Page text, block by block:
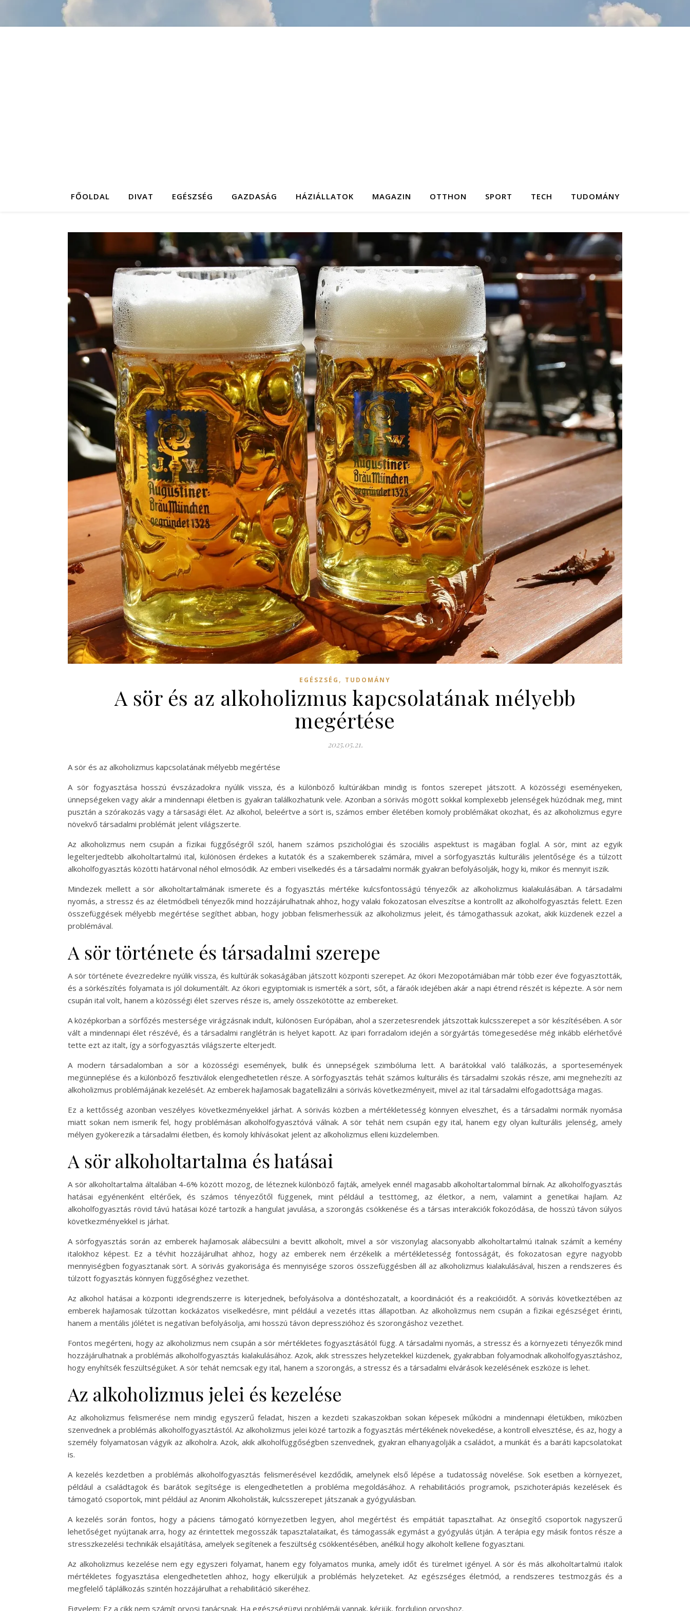
FŐOLDAL DIVAT EGÉSZSÉG GAZDASÁG HÁZIÁLLATOK MAGAZIN OTTHON SPORT TECH TUDOMÁNY
EGÉSZSÉG , TUDOMÁNY
A sör és az alkoholizmus kapcsolatának mélyebb
megértése
2025.05.21.
A sör és az alkoholizmus kapcsolatának mélyebb megértése
A sör fogyasztása hosszú évszázadokra nyúlik vissza, és a különböző kultúrákban mindig is fontos szerepet játszott. A közösségi eseményeken,
ünnepségeken vagy akár a mindennapi életben is gyakran találkozhatunk vele. Azonban a sörivás mögött sokkal komplexebb jelenségek húzódnak meg, mint
pusztán a szórakozás vagy a társasági élet. Az alkohol, beleértve a sört is, számos ember életében komoly problémákat okozhat, és az alkoholizmus egyre
növekvő társadalmi problémát jelent világszerte.
Az alkoholizmus nem csupán a fizikai függőségről szól, hanem számos pszichológiai és szociális aspektust is magában foglal. A sör, mint az egyik
legelterjedtebb alkoholtartalmú ital, különösen érdekes a kutatók és a szakemberek számára, mivel a sörfogyasztás kulturális jelentősége és a túlzott
alkoholfogyasztás közötti határvonal néhol elmosódik. Az emberi viselkedés és a társadalmi normák gyakran befolyásolják, hogy ki, mikor és mennyit iszik.
Mindezek mellett a sör alkoholtartalmának ismerete és a fogyasztás mértéke kulcsfontosságú tényezők az alkoholizmus kialakulásában. A társadalmi
nyomás, a stressz és az életmódbeli tényezők mind hozzájárulhatnak ahhoz, hogy valaki fokozatosan elveszítse a kontrollt az alkoholfogyasztás felett. Ezen
összefüggések mélyebb megértése segíthet abban, hogy jobban felismerhessük az alkoholizmus jeleit, és támogathassuk azokat, akik küzdenek ezzel a
problémával.
A sör története és társadalmi szerepe
A sör története évezredekre nyúlik vissza, és kultúrák sokaságában játszott központi szerepet. Az ókori Mezopotámiában már több ezer éve fogyasztották,
és a sörkészítés folyamata is jól dokumentált. Az ókori egyiptomiak is ismerték a sört, sőt, a fáraók idejében akár a napi étrend részét is képezte. A sör nem
csupán ital volt, hanem a közösségi élet szerves része is, amely összekötötte az embereket.
A középkorban a sörfőzés mestersége virágzásnak indult, különösen Európában, ahol a szerzetesrendek játszottak kulcsszerepet a sör készítésében. A sör
vált a mindennapi élet részévé, és a társadalmi ranglétrán is helyet kapott. Az ipari forradalom idején a sörgyártás tömegesedése még inkább elérhetővé
tette ezt az italt, így a sörfogyasztás világszerte elterjedt.
A modern társadalomban a sör a közösségi események, bulik és ünnepségek szimbóluma lett. A barátokkal való találkozás, a sportesemények
megünneplése és a különböző fesztiválok elengedhetetlen része. A sörfogyasztás tehát számos kulturális és társadalmi szokás része, ami megnehezíti az
alkoholizmus problémájának kezelését. Az emberek hajlamosak bagatellizálni a sörivás következményeit, mivel az ital társadalmi elfogadottsága magas.
Ez a kettősség azonban veszélyes következményekkel járhat. A sörivás közben a mértékletesség könnyen elveszhet, és a társadalmi normák nyomása
miatt sokan nem ismerik fel, hogy problémásan alkoholfogyasztóvá válnak. A sör tehát nem csupán egy ital, hanem egy olyan kulturális jelenség, amely
mélyen gyökerezik a társadalmi életben, és komoly kihívásokat jelent az alkoholizmus elleni küzdelemben.
A sör alkoholtartalma és hatásai
A sör alkoholtartalma általában 4-6% között mozog, de léteznek különböző fajták, amelyek ennél magasabb alkoholtartalommal bírnak. Az alkoholfogyasztás
hatásai egyénenként eltérőek, és számos tényezőtől függenek, mint például a testtömeg, az életkor, a nem, valamint a genetikai hajlam. Az
alkoholfogyasztás rövid távú hatásai közé tartozik a hangulat javulása, a szorongás csökkenése és a társas interakciók fokozódása, de hosszú távon súlyos
következményekkel is járhat.
A sörfogyasztás során az emberek hajlamosak alábecsülni a bevitt alkoholt, mivel a sör viszonylag alacsonyabb alkoholtartalmú italnak számít a kemény
italokhoz képest. Ez a tévhit hozzájárulhat ahhoz, hogy az emberek nem érzékelik a mértékletesség fontosságát, és fokozatosan egyre nagyobb
mennyiségben fogyasztanak sört. A sörivás gyakorisága és mennyisége szoros összefüggésben áll az alkoholizmus kialakulásával, hiszen a rendszeres és
túlzott fogyasztás könnyen függőséghez vezethet.
Az alkohol hatásai a központi idegrendszerre is kiterjednek, befolyásolva a döntéshozatalt, a koordinációt és a reakcióidőt. A sörivás következtében az
emberek hajlamosak túlzottan kockázatos viselkedésre, mint például a vezetés ittas állapotban. Az alkoholizmus nem csupán a fizikai egészséget érinti,
hanem a mentális jólétet is negatívan befolyásolja, ami hosszú távon depresszióhoz és szorongáshoz vezethet.
Fontos megérteni, hogy az alkoholizmus nem csupán a sör mértékletes fogyasztásától függ. A társadalmi nyomás, a stressz és a környezeti tényezők mind
hozzájárulhatnak a problémás alkoholfogyasztás kialakulásához. Azok, akik stresszes helyzetekkel küzdenek, gyakrabban folyamodnak alkoholfogyasztáshoz,
hogy enyhítsék feszültségüket. A sör tehát nemcsak egy ital, hanem a szorongás, a stressz és a társadalmi elvárások kezelésének eszköze is lehet.
Az alkoholizmus jelei és kezelése
Az alkoholizmus felismerése nem mindig egyszerű feladat, hiszen a kezdeti szakaszokban sokan képesek működni a mindennapi életükben, miközben
szenvednek a problémás alkoholfogyasztástól. Az alkoholizmus jelei közé tartozik a fogyasztás mértékének növekedése, a kontroll elvesztése, és az, hogy a
személy folyamatosan vágyik az alkoholra. Azok, akik alkoholfüggőségben szenvednek, gyakran elhanyagolják a családot, a munkát és a baráti kapcsolatokat
is.
A kezelés kezdetben a problémás alkoholfogyasztás felismerésével kezdődik, amelynek első lépése a tudatosság növelése. Sok esetben a környezet,
például a családtagok és barátok segítsége is elengedhetetlen a probléma megoldásához. A rehabilitációs programok, pszichoterápiás kezelések és
támogató csoportok, mint például az Anonim Alkoholisták, kulcsszerepet játszanak a gyógyulásban.
A kezelés során fontos, hogy a páciens támogató környezetben legyen, ahol megértést és empátiát tapasztalhat. Az önsegítő csoportok nagyszerű
lehetőséget nyújtanak arra, hogy az érintettek megosszák tapasztalataikat, és támogassák egymást a gyógyulás útján. A terápia egy másik fontos része a
stresszkezelési technikák elsajátítása, amelyek segítenek a feszültség csökkentésében, anélkül hogy alkoholt kellene fogyasztani.
Az alkoholizmus kezelése nem egy egyszeri folyamat, hanem egy folyamatos munka, amely időt és türelmet igényel. A sör és más alkoholtartalmú italok
mértékletes fogyasztása elengedhetetlen ahhoz, hogy elkerüljük a problémás helyzeteket. Az egészséges életmód, a rendszeres testmozgás és a
megfelelő táplálkozás szintén hozzájárulhat a rehabilitáció sikeréhez.
Figyelem: Ez a cikk nem számít orvosi tanácsnak. Ha egészségügyi problémái vannak, kérjük, forduljon orvoshoz.